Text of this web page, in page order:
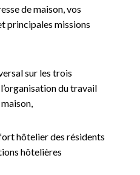
de maison, vos
principales missions
sur les trois
du travail
hôtelier des résidents
hôtelières